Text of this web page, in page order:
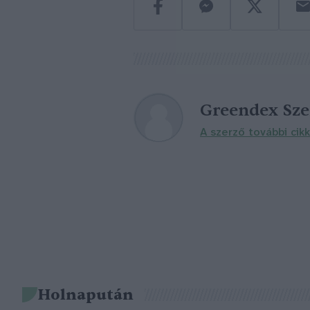
Greendex
A szerző további
Holnapután